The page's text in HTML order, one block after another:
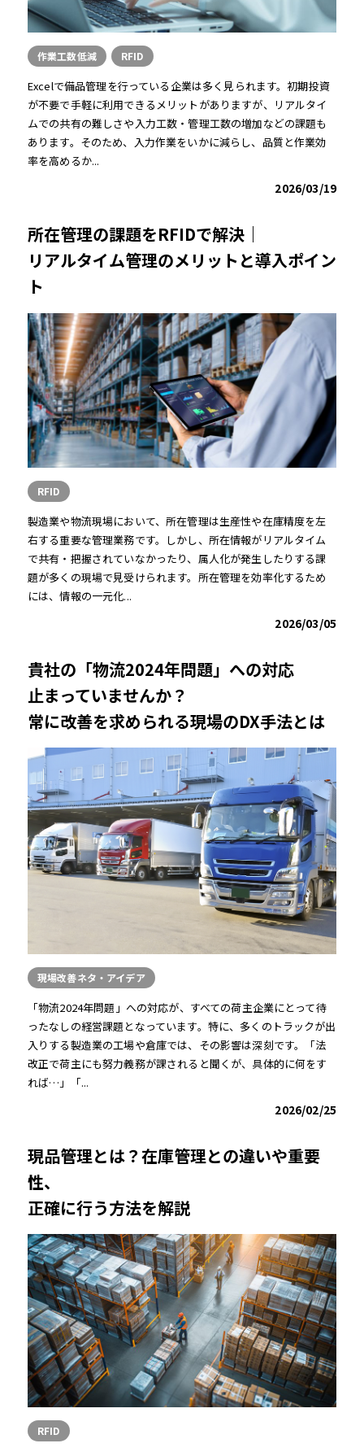
作業工数低減 RFID
Excelで備品管理を行っている企業は多く見られます。初期投資
が不要で手軽に利用できるメリットがありますが、リアルタイ
ムでの共有の難しさや入力工数・管理工数の増加などの課題も
あります。そのため、入力作業をいかに減らし、品質と作業効
率を高めるか...
2026/03/19
所在管理の課題をRFIDで解決｜
リアルタイム管理のメリットと導入ポイン
ト
RFID
製造業や物流現場において、所在管理は生産性や在庫精度を左
右する重要な管理業務です。しかし、所在情報がリアルタイム
で共有・把握されていなかったり、属人化が発生したりする課
題が多くの現場で見受けられます。所在管理を効率化するため
には、情報の一元化...
2026/03/05
貴社の「物流2024年問題」への対応
止まっていませんか？
常に改善を求められる現場のDX手法とは
現場改善ネタ・アイデア
「物流2024年問題」への対応が、すべての荷主企業にとって待
ったなしの経営課題となっています。特に、多くのトラックが出
入りする製造業の工場や倉庫では、その影響は深刻です。「法
改正で荷主にも努力義務が課されると聞くが、具体的に何をす
れば…」「...
2026/02/25
現品管理とは？在庫管理との違いや重要
性、
正確に行う方法を解説
RFID